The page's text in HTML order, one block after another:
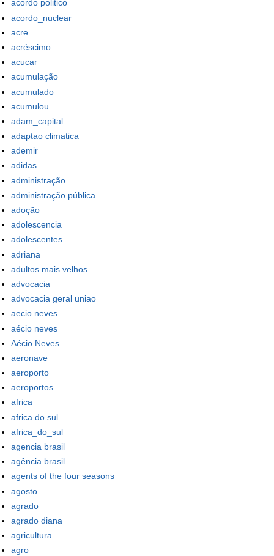
acordo politico
acordo_nuclear
acre
acréscimo
acucar
acumulação
acumulado
acumulou
adam_capital
adaptao climatica
ademir
adidas
administração
administração pública
adoção
adolescencia
adolescentes
adriana
adultos mais velhos
advocacia
advocacia geral uniao
aecio neves
aécio neves
Aécio Neves
aeronave
aeroporto
aeroportos
africa
africa do sul
africa_do_sul
agencia brasil
agência brasil
agents of the four seasons
agosto
agrado
agrado diana
agricultura
agro